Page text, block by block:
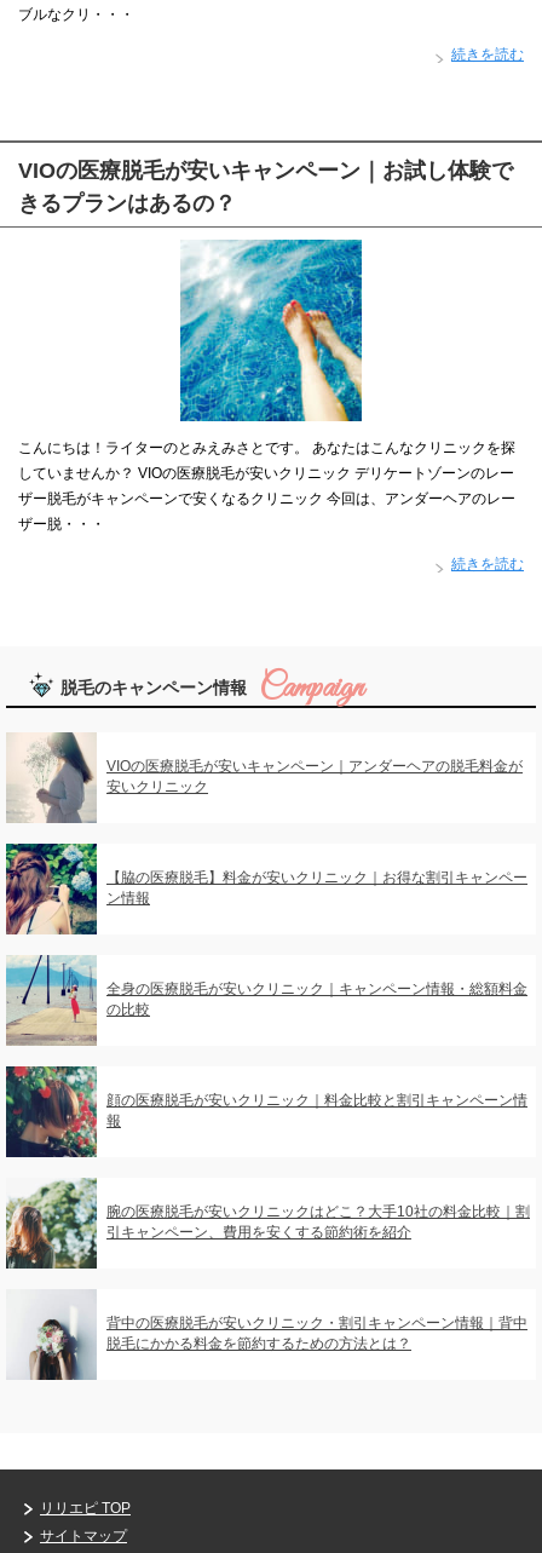
ブルなクリ・・・
続きを読む
VIOの医療脱毛が安いキャンペーン｜お試し体験で
きるプランはあるの？
こんにちは！ライターのとみえみさとです。 あなたはこんなクリニックを探
していませんか？ VIOの医療脱毛が安いクリニック デリケートゾーンのレー
ザー脱毛がキャンペーンで安くなるクリニック 今回は、アンダーヘアのレー
ザー脱・・・
続きを読む
脱毛のキャンペーン情報
VIOの医療脱毛が安いキャンペーン｜アンダーヘアの脱毛料金が
安いクリニック
【脇の医療脱毛】料金が安いクリニック｜お得な割引キャンペー
ン情報
全身の医療脱毛が安いクリニック｜キャンペーン情報・総額料金
の比較
顔の医療脱毛が安いクリニック｜料金比較と割引キャンペーン情
報
腕の医療脱毛が安いクリニックはどこ？大手10社の料金比較｜割
引キャンペーン、費用を安くする節約術を紹介
背中の医療脱毛が安いクリニック・割引キャンペーン情報｜背中
脱毛にかかる料金を節約するための方法とは？
リリエピ TOP
サイトマップ